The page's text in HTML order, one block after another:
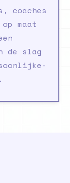
coaches
maat
de slag